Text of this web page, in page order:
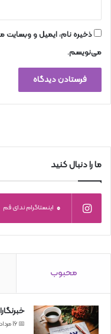
ذخیره نام، ایمیل و وبسایت
می‌نویسم.
ما را دنبال کنید
0 اینستاگرام ندای قم
محبوب
📅 16 مرداد 1405 🕙16:29